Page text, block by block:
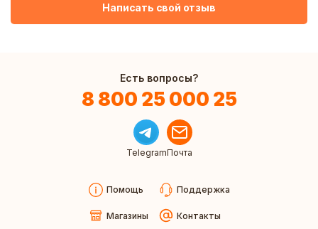
Написать свой отзыв
Есть вопросы?
8 800 25 000 25
TelegramПочта
Помощь Поддержка
Магазины Контакты